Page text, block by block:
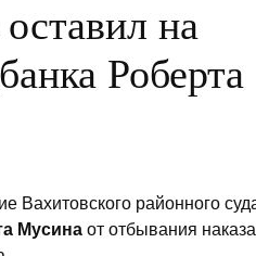
на
Роберта
Вахитовского районного
Мусина от отбывания